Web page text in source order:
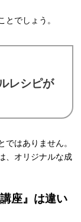
でしょう。
レシピが
はありません。
、オリジナルな成
座』は違い